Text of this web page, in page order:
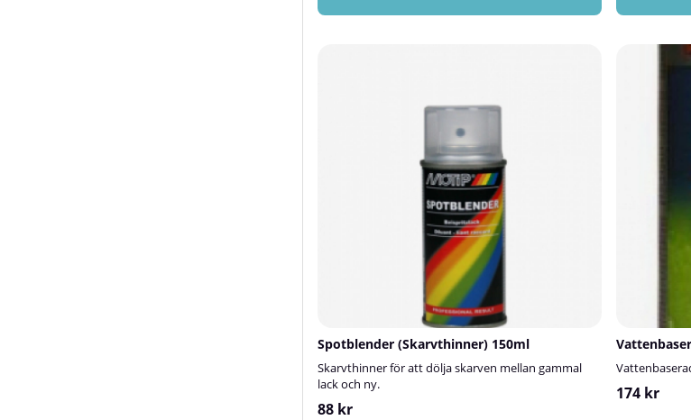
Spotblender (Skarvthinner) 150ml
Skarvthinner för att dölja skarven mellan gammal
lack och ny.
88 kr
174 kr